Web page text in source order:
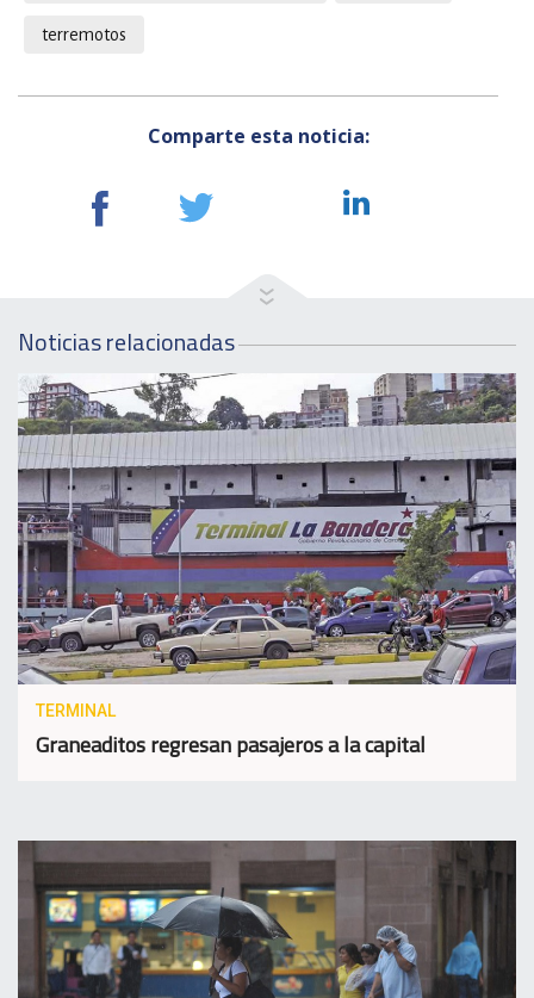
terremotos
Comparte esta noticia:
Noticias relacionadas
TERMINAL
Graneaditos regresan pasajeros a la capital